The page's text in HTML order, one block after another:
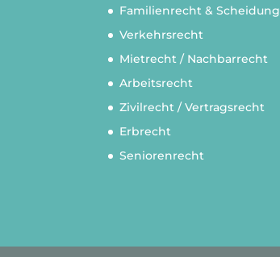
Familienrecht & Scheidung
Verkehrsrecht
Mietrecht / Nachbarrecht
Arbeitsrecht
Zivilrecht / Vertragsrecht
Erbrecht
Seniorenrecht